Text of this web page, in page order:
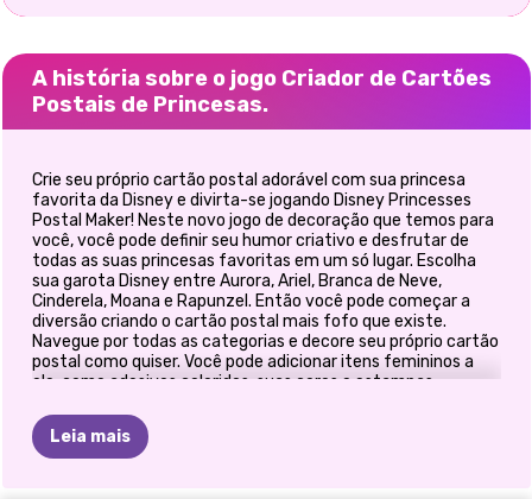
A história sobre o jogo Criador de Cartões
Postais de Princesas.
Crie seu próprio cartão postal adorável com sua princesa
favorita da Disney e divirta-se jogando Disney Princesses
Postal Maker! Neste novo jogo de decoração que temos para
você, você pode definir seu humor criativo e desfrutar de
todas as suas princesas favoritas em um só lugar. Escolha
sua garota Disney entre Aurora, Ariel, Branca de Neve,
Cinderela, Moana e Rapunzel. Então você pode começar a
diversão criando o cartão postal mais fofo que existe.
Navegue por todas as categorias e decore seu próprio cartão
postal como quiser. Você pode adicionar itens femininos a
ele, como adesivos coloridos, suas cores e estampas
princesa. Você pode até mudar o estilo das meninas
combinando o penteado e o vestido. Brinque com as lindas
molduras, cores e texto, escolhendo sua posição no cartão
Leia mais